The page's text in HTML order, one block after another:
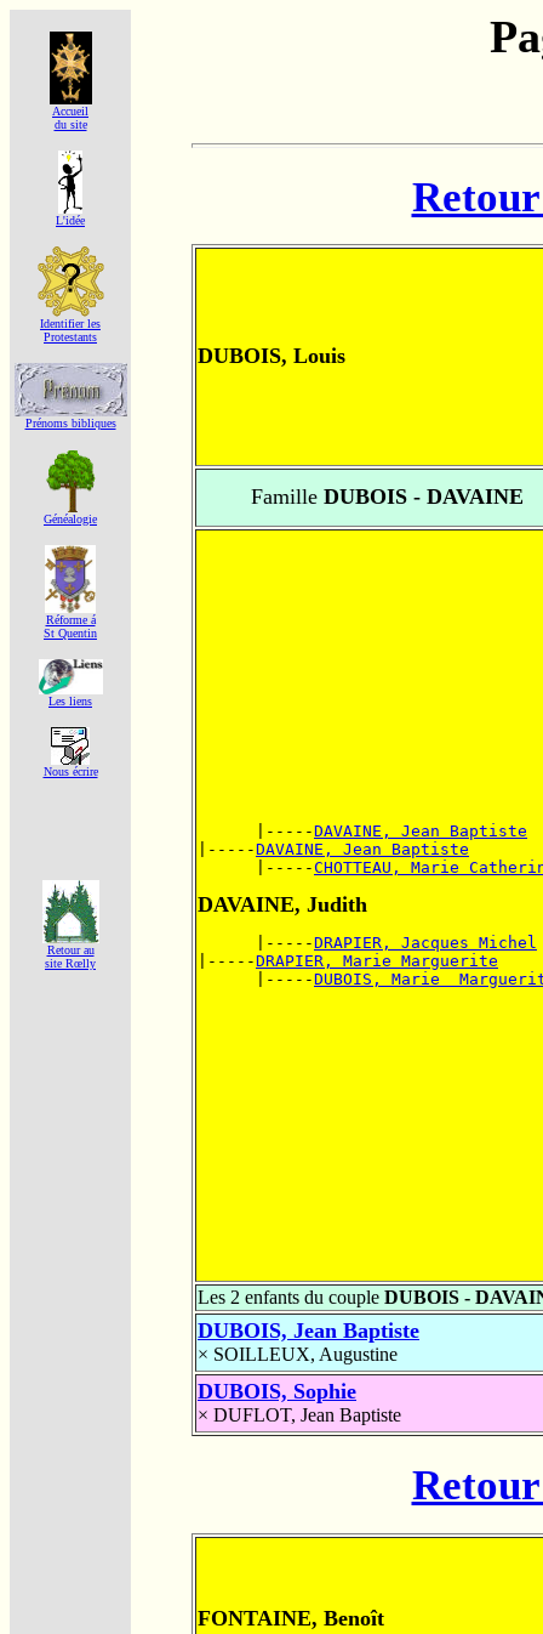
Accueil
du site
L'idée
Identifier les
Protestants
Prénoms bibliques
Généalogie
Réforme á
St Quentin
Les liens
Nous écrire
Retour au
site Rœlly
DUBOIS, Louis
FamilleDUBOIS - DAVAINE
      |-----
DAVAINE, Jean Baptiste
|-----DAVAINE, Jean Baptiste
      |-----
CHOTTEAU, Marie
DAVAINE, Judith
      |-----
DRAPIER, Jacques Michel
|-----DRAPIER, Marie Marguerite
      |-----
DUBOIS, Marie
Les 2 enfants du couple DUBOIS -
DUBOIS, Jean Baptiste
× SOILLEUX, Augustine
DUBOIS, Sophie
× DUFLOT, Jean Baptiste
FONTAINE, Benoît